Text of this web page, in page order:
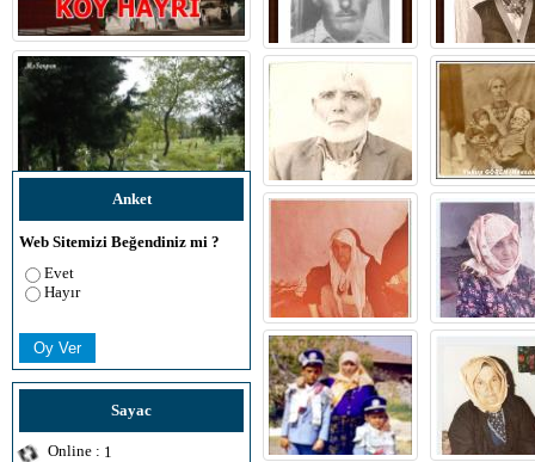
Anket
Web Sitemizi Beğendiniz mi ?
Evet
Hayır
Sayac
Online : 1